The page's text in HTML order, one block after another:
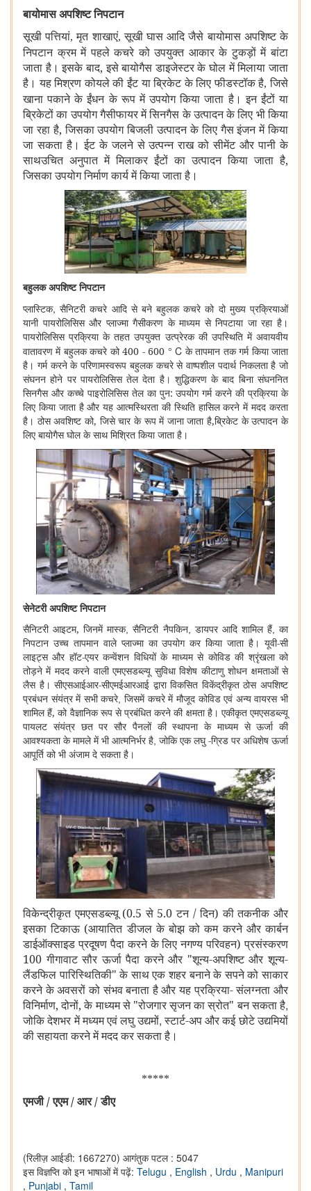
बायोमास अपशिष्ट निपटान
सूखी पत्तियां,मृत शाखाएं,सूखी घास आदि जैसे बायोमास अपशिष्ट के
निपटान क्रम में पहले कचरे को उपयुक्त आकार के टुकड़ों में बांटा
जाता है। इसके बाद, इसे बायोगैस डाइजेस्टर के घोल में मिलाया जाता
है। यह मिश्रण कोयले की ईंट या ब्रिकेट के लिए फीडस्टॉक है,जिसे
खाना पकाने के ईंधन के रूप में उपयोग किया जाता है। इन ईंटों या
ब्रिकेटों का उपयोग गैसीफायर में सिनगैस के उत्पादन के लिए भी किया
जा रहा है, जिसका उपयोग बिजली उत्पादन के लिए गैस इंजन में किया
जा सकता है। ईट के जलने से उत्पन्न राख को सीमेंट और पानी के
साथउचित अनुपात में मिलाकर ईंटों का उत्पादन किया जाता है,
जिसका उपयोग निर्माण कार्य में किया जाता है।
बहुलक अपशिष्ट निपटान
प्लास्टिक,सैनिटरी कचरे आदि से बने बहुलक कचरे को दो मुख्य प्रक्रियाओं
यानी पायरोलिसिस और प्लाज्मा गैसीकरण के माध्यम से निपटाया जा रहा है।
पायरोलिसिस प्रक्रिया के तहत उपयुक्त उत्प्रेरक की उपस्थिति में अवायवीय
वातावरण में बहुलक कचरे को 400 - 600 ° C के तापमान तक गर्म किया जाता
है। गर्म करने के परिणामस्वरूप बहुलक कचरे से वाष्पशील पदार्थ निकलता है जो
संघनन होने पर पायरोलिसिस तेल देता है। शुद्धिकरण के बाद बिना संघननित
सिनगैस और कच्चे पाइरोलिसिस तेल का पुन: उपयोग गर्म करने की प्रक्रिया के
लिए किया जाता है और यह आत्मस्थिरता की स्थिति हासिल करने में मदद करता
है। ठोस अवशिष्ट को, जिसे चार के रूप में जाना जाता है,ब्रिकेट के उत्पादन के
लिए बायोगैस घोल के साथ मिश्रित किया जाता है।
सेनेटरी अपशिष्ट निपटान
सैनिटरी आइटम, जिनमें मास्क,सैनिटरी नैपकिन, डायपर आदि शामिल हैं,का
निपटान उच्च तापमान वाले प्लाज्मा का उपयोग कर किया जाता है। यूवी-सी
लाइट्स और हॉट-एयर कन्वेंशन विधियों के माध्यम से कोविड की श्रृंखला को
तोड़ने में मदद करने वाली एमएसडब्ल्यू सुविधा विशेष कीटाणु शोधन क्षमताओं से
लैस है। सीएसआईआर-सीएमईआरआई द्वारा विकसित विकेंद्रीकृत ठोस अपशिष्ट
प्रबंधन संयंत्र में सभी कचरे,जिसमें कचरे में मौजूद कोविड एवं अन्य वायरस भी
शामिल हैं, को वैज्ञानिक रूप से प्रबंधित करने की क्षमता है। एकीकृत एमएसडब्ल्यू
पायलट संयंत्र छत पर सौर पैनलों की स्थापना के माध्यम से ऊर्जा की
आवश्यकता के मामले में भी आत्मनिर्भर है जोकि एक लघु -ग्रिड पर अधिशेष ऊर्जा
आपूर्ति को भी अंजाम दे सकता है।
विकेन्द्रीकृत एमएसडब्ल्यू (0.5 से 5.0 टन / दिन) की तकनीक और
इसका टिकाऊ (आयातित डीजल के बोझ को कम करने और कार्बन
डाईऑक्साइड प्रदूषण पैदा करने के लिए नगण्य परिवहन) प्रसंस्करण
100 गीगावाट सौर ऊर्जा पैदा करने और "शून्य-अपशिष्ट और शून्य-
लैंडफिल पारिस्थितिकी" के साथ एक शहर बनाने के सपने को साकार
करने के अवसरों को संभव बनाता है और यह प्रक्रिया- संलग्नता और
विनिर्माण, दोनों, के माध्यम से "रोजगार सृजन का स्रोत" बन सकता है,
जोकि देशभर में मध्यम एवं लघु उद्यमों,स्टार्ट-अप और कई छोटे उद्यमियों
की सहायता करने में मदद कर सकता है।
*****
एमजी / एएम / आर / डीए
(रिलीज़ आईडी: 1667270) आगंतुक पटल : 5047
इस विज्ञप्ति को इन भाषाओं में पढ़ें: Telugu , English , Urdu , Manipuri
, Punjabi , Tamil